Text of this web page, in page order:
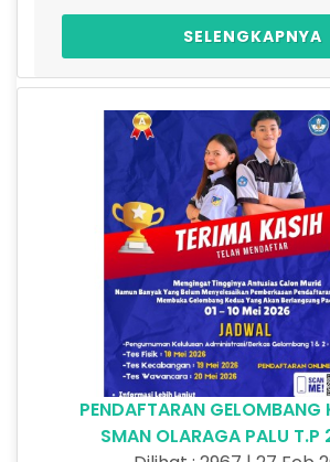
SELENGKAPNYA
PENDAFTARAN GELOMBANG
SMAN OLARAGA PALU